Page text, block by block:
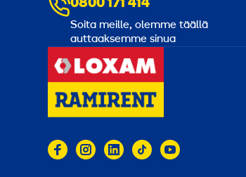
0800 171 414
Soita meille, olemme täällä
auttaaksemme sinua